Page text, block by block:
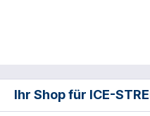
Ihr Shop für ICE-